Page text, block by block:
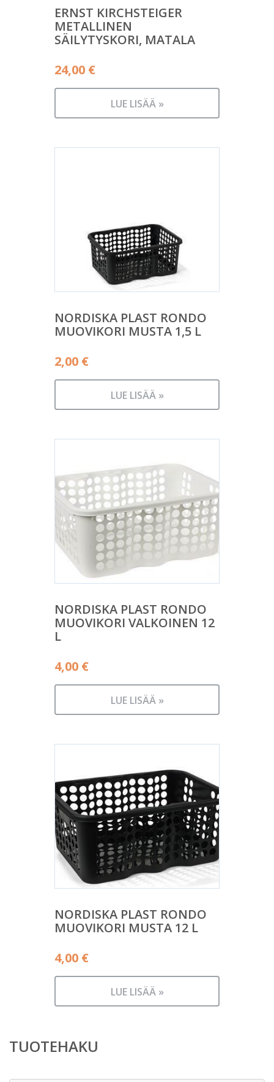
ERNST KIRCHSTEIGER
METALLINEN
SÄILYTYSKORI, MATALA
24,00 €
LUE LISÄÄ »
NORDISKA PLAST RONDO
MUOVIKORI MUSTA 1,5 L
2,00 €
LUE LISÄÄ »
NORDISKA PLAST RONDO
MUOVIKORI VALKOINEN 12
L
4,00 €
LUE LISÄÄ »
NORDISKA PLAST RONDO
MUOVIKORI MUSTA 12 L
4,00 €
LUE LISÄÄ »
TUOTEHAKU